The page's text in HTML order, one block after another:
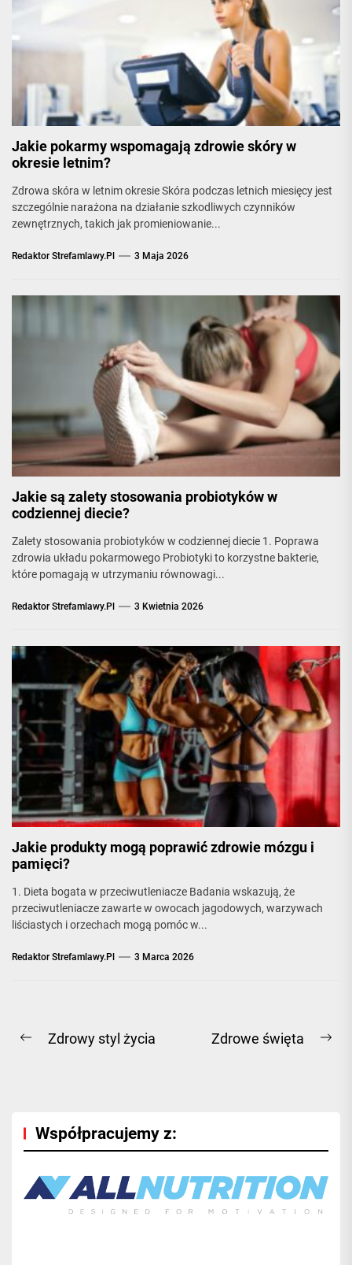
Jakie pokarmy wspomagają zdrowie skóry w
okresie letnim?
Zdrowa skóra w letnim okresie Skóra podczas letnich miesięcy jest
szczególnie narażona na działanie szkodliwych czynników
zewnętrznych, takich jak promieniowanie...
Redaktor Strefamlawy.pl 3 Maja 2026
Jakie są zalety stosowania probiotyków w
codziennej diecie?
Zalety stosowania probiotyków w codziennej diecie 1. Poprawa
zdrowia układu pokarmowego Probiotyki to korzystne bakterie,
które pomagają w utrzymaniu równowagi...
Redaktor Strefamlawy.pl 3 Kwietnia 2026
Jakie produkty mogą poprawić zdrowie mózgu i
pamięci?
1. Dieta bogata w przeciwutleniacze Badania wskazują, że
przeciwutleniacze zawarte w owocach jagodowych, warzywach
liściastych i orzechach mogą pomóc w...
Redaktor Strefamlawy.pl 3 Marca 2026
Nawigacja
Previous
Zdrowy styl życia Zdrowe święta
Współpracujemy z: